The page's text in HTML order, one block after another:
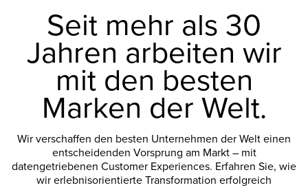
Seit mehr als 30
Jahren arbeiten wir
mit den besten
Marken der Welt.
Wir verschaffen den besten Unternehmen der Welt einen
entscheidenden Vorsprung am Markt – mit
datengetriebenen Customer Experiences. Erfahren Sie, wie
wir erlebnisorientierte Transformation erfolgreich